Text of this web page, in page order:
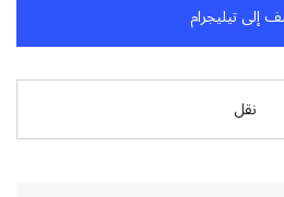
إلى تيليجرام
نقل